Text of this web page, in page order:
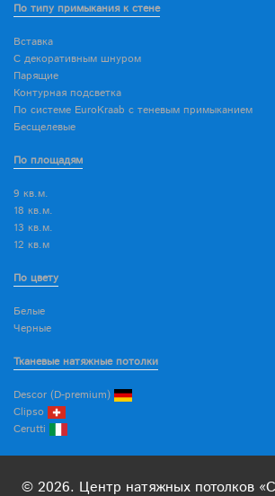
По типу примыкания к стене
Вставка
С декоративным шнуром
Парящие
Контурная подсветка
По системе EuroKraab с теневым примыканием
Бесщелевые
По площадям
9 кв.м.
18 кв.м.
13 кв.м.
12 кв.м
По цвету
Белые
Черные
Тканевые натяжные потолки
Descor (D-premium)
Clipso
Cerutti
© 2026. Центр натяжных потолков